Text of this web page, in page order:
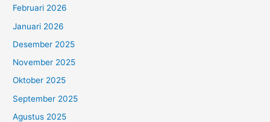
Februari 2026
Januari 2026
Desember 2025
November 2025
Oktober 2025
September 2025
Agustus 2025